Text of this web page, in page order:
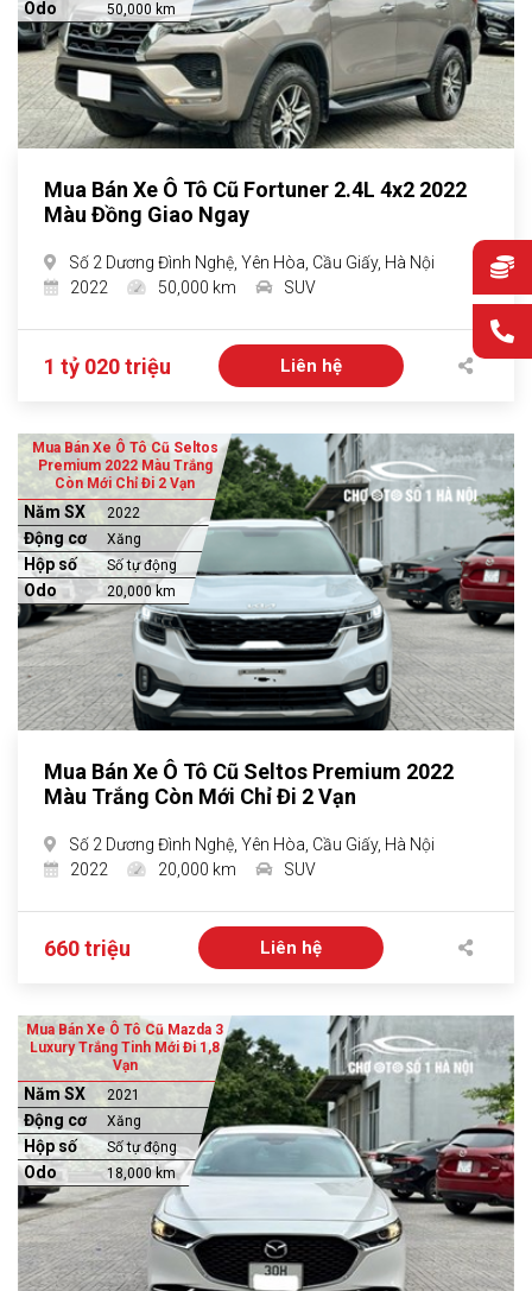
Odo 50,000 km
Mua Bán Xe Ô Tô Cũ Fortuner 2.4L 4x2 2022
Màu Đồng Giao Ngay
Số 2 Dương Đình Nghệ, Yên Hòa, Cầu Giấy, Hà Nội
2022
50,000 km SUV
1 tỷ 020 triệu Liên hệ
Mua Bán Xe Ô Tô Cũ Seltos
Premium 2022 Màu Trắng
Còn Mới Chỉ Đi 2 Vạn
Năm SX 2022
Động cơ Xăng
Hộp số Số tự động
Odo 20,000 km
Mua Bán Xe Ô Tô Cũ Seltos Premium 2022
Màu Trắng Còn Mới Chỉ Đi 2 Vạn
Số 2 Dương Đình Nghệ, Yên Hòa, Cầu Giấy, Hà Nội
2022
20,000 km SUV
660 triệu Liên hệ
Mua Bán Xe Ô Tô Cũ Mazda 3
Luxury Trắng Tinh Mới Đi 1,8
Vạn
Năm SX 2021
Động cơ Xăng
Hộp số Số tự động
Odo 18,000 km